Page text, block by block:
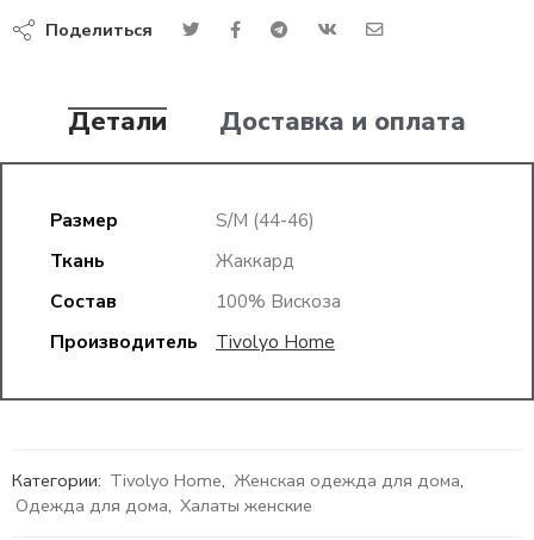
Поделиться
Детали Доставка и оплата
Размер
S/М (44-46)
Ткань
Жаккард
Состав
100% Вискоза
Производитель
Tivolyo Home
Категории: Tivolyo Home, Женская одежда для дома,
Одежда для дома, Халаты женские